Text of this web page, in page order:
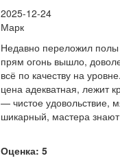
2025-12-24
Марк
Недавно переложил полы
прям огонь вышло,
всё по качеству на
цена адекватная, лежит
— чистое удовольствие,
шикарный, мастера
Оценка: 5